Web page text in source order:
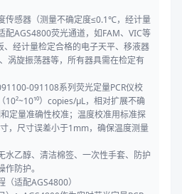
传感器（测量不确定度≤0.1℃，经计量
配AGS4800荧光通道，如FAM、VIC等
、经计量检定合格的电子天平、移液器
涡旋振荡器等，所有器具需在检定有
091108系列荧光定量PCR仪校
）copies/μL，相对扩展不确
定量准确性校准；温度校准用标准探
，尺寸误差小于1mm，确保温度测量
水乙醇、清洁棉签、一次性手套、防护
防护。
适配AGS4800）